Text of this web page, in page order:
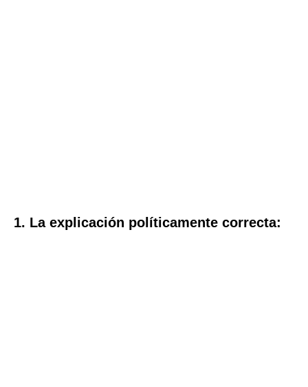
1. La explicación políticamente correcta: